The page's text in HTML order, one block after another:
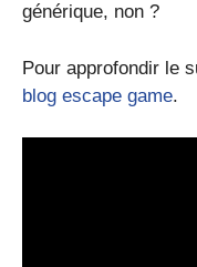
générique, non ?
Pour approfondir le
blog escape game.